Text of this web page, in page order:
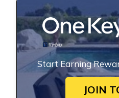
Start Earning
JOIN